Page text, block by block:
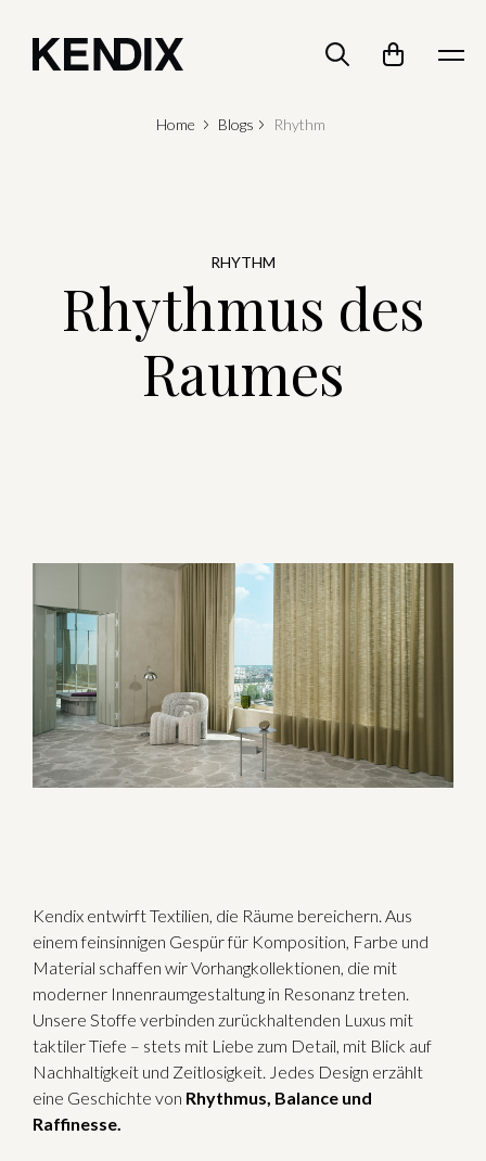
Home Blogs Rhythm
RHYTHM
Rhythmus des
Raumes
Kendix entwirft Textilien, die Räume bereichern. Aus
einem feinsinnigen Gespür für Komposition, Farbe und
Material schaffen wir Vorhangkollektionen, die mit
moderner Innenraumgestaltung in Resonanz treten.
Unsere Stoffe verbinden zurückhaltenden Luxus mit
taktiler Tiefe – stets mit Liebe zum Detail, mit Blick auf
Nachhaltigkeit und Zeitlosigkeit. Jedes Design erzählt
eine Geschichte von Rhythmus, Balance und
Raffinesse.